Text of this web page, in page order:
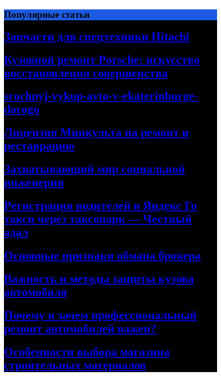
Перейти
к
содержимому
Популярные статьи
Запчасти для спецтехники Hitachi
Кузовной ремонт Porsche: искусство
восстановления совершенства
srochnyj-vykup-avto-v-ekaterinburge-
dorogo
Лицензия Минкульта на ремонт и
реставрацию
Захватывающий мир социальной
инженерии
Регистрация водителей в Яндекс Го
такси через таксопарк — Честный
адал
Основные признаки обмана брокера
Важность и методы защиты кузова
автомобиля
Почему и зачем профессиональный
ремонт автомобилей важен?
Особенности выбора магазина
строительных материалов